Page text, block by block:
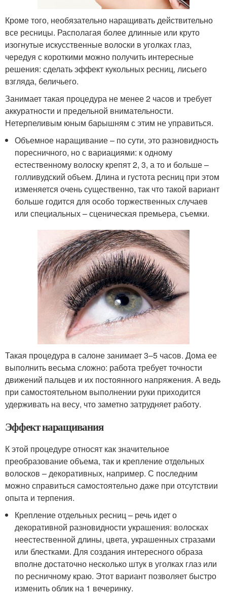
Кроме того, необязательно наращивать действительно
все ресницы. Располагая более длинные или круто
изогнутые искусственные волоски в уголках глаз,
чередуя с короткими можно получить интересные
решения: сделать эффект кукольных ресниц, лисьего
взгляда, беличьего.
Занимает такая процедура не менее 2 часов и требует
аккуратности и предельной внимательности.
Нетерпеливым юным барышням с этим не управиться.
Объемное наращивание – по сути, это разновидность
поресничного, но с вариациями: к одному
естественному волоску крепят 2, 3, а то и больше –
голливудский объем. Длина и густота ресниц при этом
изменяется очень существенно, так что такой вариант
больше годится для особо торжественных случаев
или специальных – сценическая премьера, съемки.
Такая процедура в салоне занимает 3–5 часов. Дома ее
выполнить весьма сложно: работа требует точности
движений пальцев и их постоянного напряжения. А ведь
при самостоятельном выполнении руки приходится
удерживать на весу, что заметно затрудняет работу.
Эффект наращивания
К этой процедуре относят как значительное
преобразование объема, так и крепление отдельных
волосков – декоративных, например. С последним
можно справиться самостоятельно даже при отсутствии
опыта и терпения.
Крепление отдельных ресниц – речь идет о
декоративной разновидности украшения: волосках
неестественной длины, цвета, украшенных стразами
или блестками. Для создания интересного образа
вполне достаточно несколько штук в уголках глаз или
по ресничному краю. Этот вариант позволяет быстро
изменить облик на 1 вечеринку.